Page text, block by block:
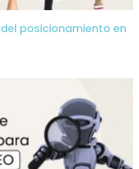
del posicionamiento en